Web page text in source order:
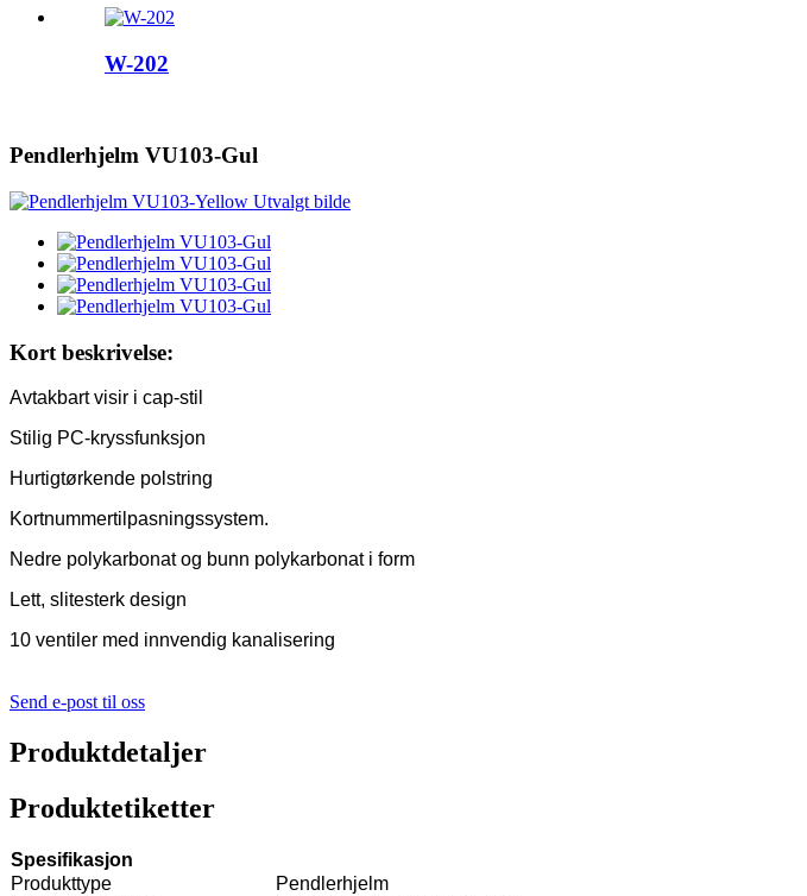
W-202
Pendlerhjelm VU103-Gul
Kort beskrivelse:
Avtakbart visir i cap-stil
Stilig PC-kryssfunksjon
Hurtigtørkende polstring
Kortnummertilpasningssystem.
Nedre polykarbonat og bunn polykarbonat i form
Lett, slitesterk design
10 ventiler med innvendig kanalisering
Send e-post til oss
Produktdetaljer
Produktetiketter
Spesifikasjon
Produkttype
Pendlerhjelm